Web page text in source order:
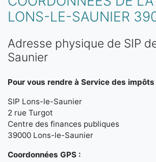
LONS-LE-SAUNIER
Adresse physique de SIP
Saunier
Pour vous rendre à Service des
SIP Lons-le-Saunier
2 rue Turgot
Centre des finances publiques
39000 Lons-le-Saunier
Coordonnées GPS :